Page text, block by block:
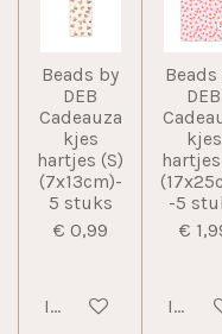
Beads by
DEB
Cadeauza
kjes
hartjes (S)
(7x13cm)-
5 stuks
€ 0,99
In winkelwagen
Beads
DEB
kjes
hartjes
-5
€
In